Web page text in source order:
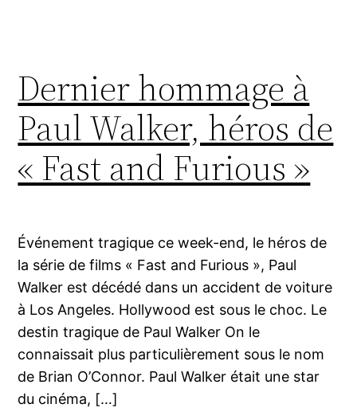
Dernier hommage à
Paul Walker, héros de
« Fast and Furious »
Événement tragique ce week-end, le héros de
la série de films « Fast and Furious », Paul
Walker est décédé dans un accident de voiture
à Los Angeles. Hollywood est sous le choc. Le
destin tragique de Paul Walker On le
connaissait plus particulièrement sous le nom
de Brian O’Connor. Paul Walker était une star
du cinéma, […]